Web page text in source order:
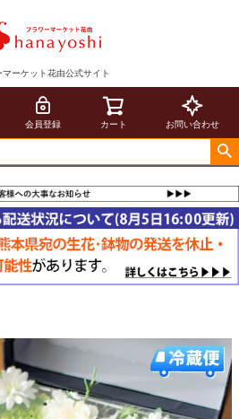
マーケット花由公式サイト
会員登録 カート お問い合わせ